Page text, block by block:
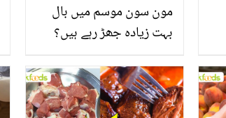
مون سون موسم میں بال
بہت زیادہ جھڑ رہے ہیں؟
بنانے کے چند قدرتی طریقے